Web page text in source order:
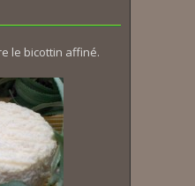
le bicottin affiné.